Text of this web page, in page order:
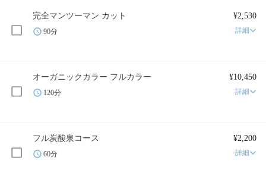
完全マンツーマン カット ¥2,530
90分 詳細
オーガニックカラー フルカラー ¥10,450
120分 詳細
フル炭酸泉コース ¥2,200
60分 詳細